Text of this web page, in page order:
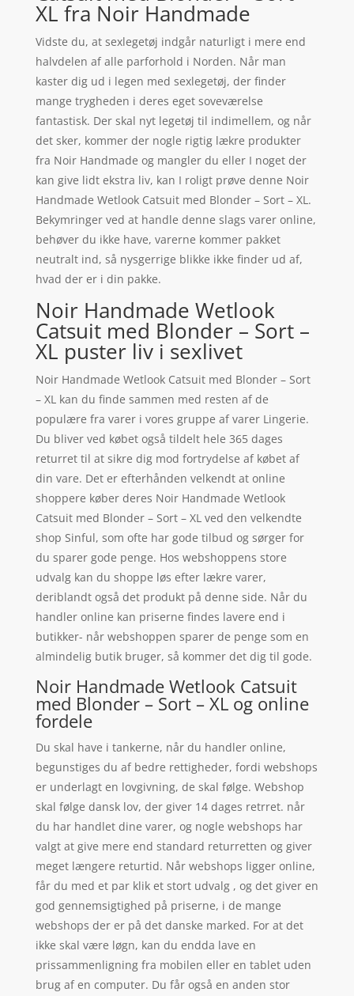
XL fra Noir Handmade
Vidste du, at sexlegetøj indgår naturligt i mere end
halvdelen af alle parforhold i Norden. Når man
kaster dig ud i legen med sexlegetøj, der finder
mange trygheden i deres eget soveværelse
fantastisk. Der skal nyt legetøj til indimellem, og når
det sker, kommer der nogle rigtig lækre produkter
fra Noir Handmade og mangler du eller I noget der
kan give lidt ekstra liv, kan I roligt prøve denne Noir
Handmade Wetlook Catsuit med Blonder – Sort – XL.
Bekymringer ved at handle denne slags varer online,
behøver du ikke have, varerne kommer pakket
neutralt ind, så nysgerrige blikke ikke finder ud af,
hvad der er i din pakke.
Noir Handmade Wetlook
Catsuit med Blonder – Sort –
XL puster liv i sexlivet
Noir Handmade Wetlook Catsuit med Blonder – Sort
– XL kan du finde sammen med resten af de
populære fra varer i vores gruppe af varer Lingerie.
Du bliver ved købet også tildelt hele 365 dages
returret til at sikre dig mod fortrydelse af købet af
din vare. Det er efterhånden velkendt at online
shoppere køber deres Noir Handmade Wetlook
Catsuit med Blonder – Sort – XL ved den velkendte
shop Sinful, som ofte har gode tilbud og sørger for
du sparer gode penge. Hos webshoppens store
udvalg kan du shoppe løs efter lækre varer,
deriblandt også det produkt på denne side. Når du
handler online kan priserne findes lavere end i
butikker- når webshoppen sparer de penge som en
almindelig butik bruger, så kommer det dig til gode.
Noir Handmade Wetlook Catsuit
med Blonder – Sort – XL og online
fordele
Du skal have i tankerne, når du handler online,
begunstiges du af bedre rettigheder, fordi webshops
er underlagt en lovgivning, de skal følge. Webshop
skal følge dansk lov, der giver 14 dages retrret. når
du har handlet dine varer, og nogle webshops har
valgt at give mere end standard returretten og giver
meget længere returtid. Når webshops ligger online,
får du med et par klik et stort udvalg , og det giver en
god gennemsigtighed på priserne, i de mange
webshops der er på det danske marked. For at det
ikke skal være løgn, kan du endda lave en
prissammenligning fra mobilen eller en tablet uden
brug af en computer. Du får også en anden stor